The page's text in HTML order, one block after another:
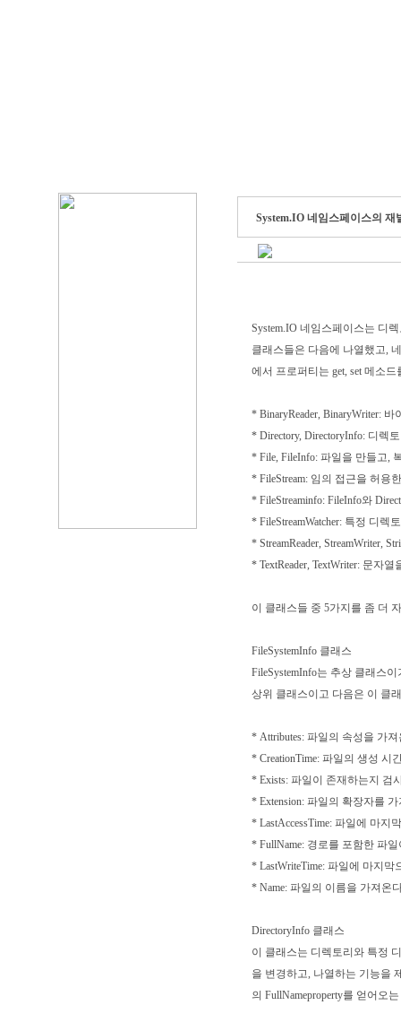
System.IO 네임스페이스의 재
System.IO 네임스페이스는 디
클래스들은 다음에 나열했고,
에서 프로퍼티는 get, set 메소
* BinaryReader, BinaryWriter:
* Directory, DirectoryInfo: 디렉
* File, FileInfo: 파일을 만들고,
* FileStream: 임의 접근을 허용
* FileStreaminfo: FileInfo와
* FileStreamWatcher: 특정 디
* StreamReader, StreamWriter,
* TextReader, TextWriter: 문자
이 클래스들 중 5가지를 좀 더
FileSystemInfo 클래스
FileSystemInfo는 추상 클래스
상위 클래스이고 다음은 이 클
* Attributes: 파일의 속성을 가져
* CreationTime: 파일의 생성 시
* Exists: 파일이 존재하는지 검
* Extension: 파일의 확장자를
* LastAccessTime: 파일에 마지
* FullName: 경로를 포함한 파
* LastWriteTime: 파일에 마지
* Name: 파일의 이름을 가져온
DirectoryInfo 클래스
이 클래스는 디렉토리와 특정
을 변경하고, 나열하는 기능을
의 FullNameproperty를 얻어오